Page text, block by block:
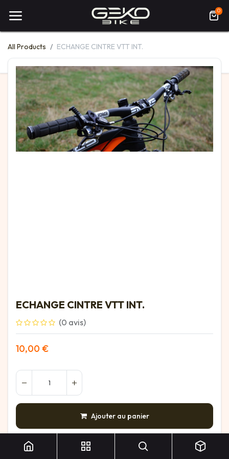
0
All Products ECHANGE CINTRE VTT INT.
ECHANGE CINTRE VTT INT.
(0 avis)
10,00 €
Ajouter au panier
AJOUTER À LA LISTE DE SOUHAITS